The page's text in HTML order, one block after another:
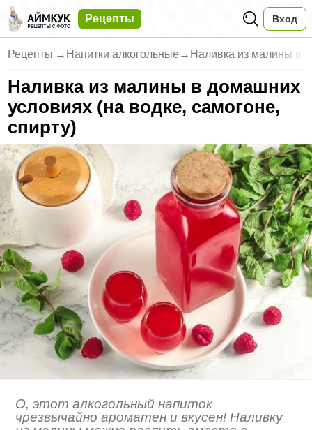
Рецепты Вход
Рецепты → Напитки алкогольные → Наливка из малины в
Наливка из малины в домашних
условиях (на водке, самогоне,
спирту)
О, этот алкогольный напиток
чрезвычайно ароматен и вкусен! Наливку